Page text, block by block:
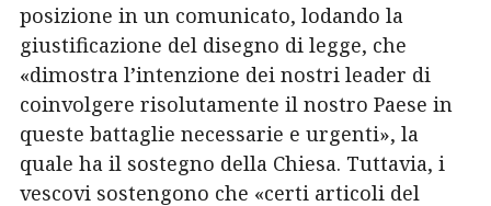
posizione in un comunicato, lodando la
giustificazione del disegno di legge, che
«dimostra l’intenzione dei nostri leader di
coinvolgere risolutamente il nostro Paese in
queste battaglie necessarie e urgenti», la
quale ha il sostegno della Chiesa. Tuttavia, i
vescovi sostengono che «certi articoli del